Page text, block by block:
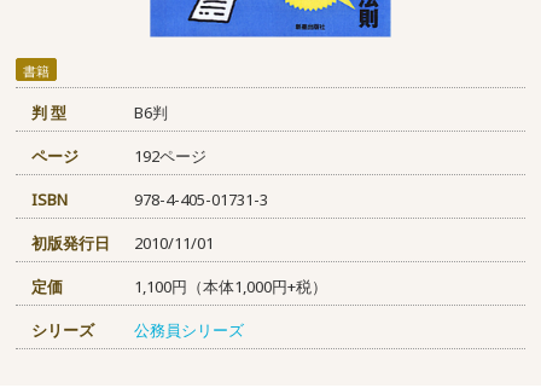
書籍
判 型
B6判
ページ
192ページ
ISBN
978-4-405-01731-3
初版発行日
2010/11/01
定価
1,100円（本体1,000円+税）
シリーズ
公務員シリーズ